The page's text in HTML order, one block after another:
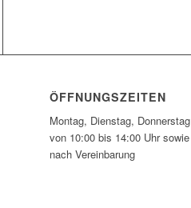
ÖFFNUNGSZEITEN
Montag, Dienstag, Donnerstag
von 10:00 bis 14:00 Uhr sowie
nach Vereinbarung